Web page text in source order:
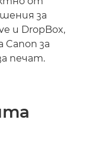
за
и DropBox,
Canon за
печат.